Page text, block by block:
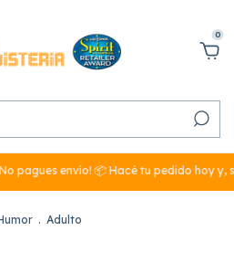
0
pagues envío! 📦 Hacé tu pedido hoy y,
. Adulto